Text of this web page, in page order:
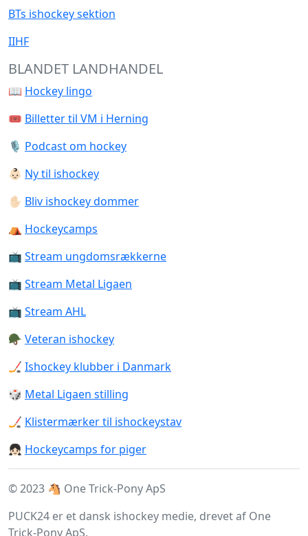
BTs ishockey sektion
IIHF
BLANDET LANDHANDEL
📖 Hockey lingo
🎟️ Billetter til VM i Herning
🎙️ Podcast om hockey
👶🏻 Ny til ishockey
✋🏻 Bliv ishockey dommer
⛺️ Hockeycamps
📺 Stream ungdomsrækkerne
📺 Stream Metal Ligaen
📺 Stream AHL
🪖 Veteran ishockey
🏒 Ishockey klubber i Danmark
🎲 Metal Ligaen stilling
🏒 Klistermærker til ishockeystav
👧🏻 Hockeycamps for piger
© 2023 🐴 One Trick-Pony ApS
PUCK24 er et dansk ishockey medie, drevet af One
Trick-Pony ApS.